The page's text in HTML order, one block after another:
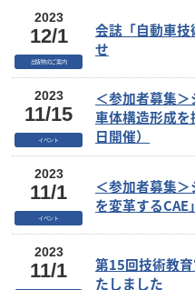
会誌「自動車
せ
2023
12/1
出版物のご案内
＜参加者募集
車体構造形成
日開催）
2023
11/15
イベント
＜参加者募集
を変革するCAE
2023
11/1
イベント
第15回技術教
たしました
2023
11/1